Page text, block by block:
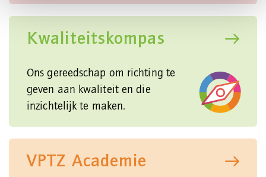
Kwaliteitskompas
Ons gereedschap om richting te
geven aan kwaliteit en die
inzichtelijk te maken.
VPTZ Academie